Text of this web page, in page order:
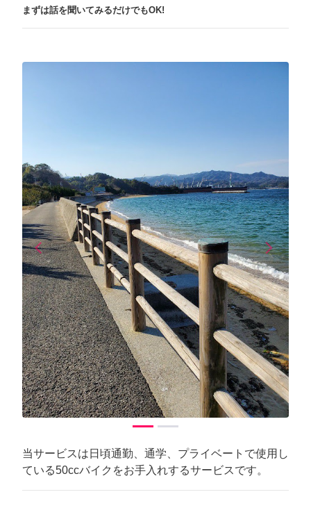
まずは話を聞いてみるだけでもOK!
arrow_back_iosPrevious arrow_forward_iosNext
当サービスは日頃通勤、通学、プライベートで使用し
ている50ccバイクをお手入れするサービスです。